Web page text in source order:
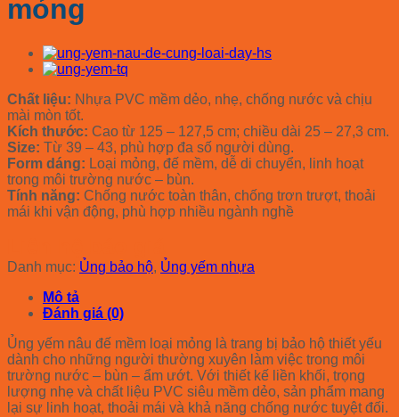
uy
lượng
mỏng
Chất liệu: Nhựa PVC mềm dẻo, nhẹ, chống nước và chịu
mài mòn tốt.
Kích thước: Cao từ 125 – 127,5 cm; chiều dài 25 – 27,3 cm.
Size: Từ 39 – 43, phù hợp đa số người dùng.
Form dáng: Loại mỏng, đế mềm, dễ di chuyển, linh hoạt
trong môi trường nước – bùn.
Tính năng: Chống nước toàn thân, chống trơn trượt, thoải
mái khi vận động, phù hợp nhiều ngành nghề
Danh mục: Ủng bảo hộ, Ủng yếm nhựa
Mô tả
Đánh giá (0)
Ủng yếm nâu đế mềm loại mỏng là trang bị bảo hộ thiết yếu
dành cho những người thường xuyên làm việc trong môi
trường nước – bùn – ẩm ướt. Với thiết kế liền khối, trọng
lượng nhẹ và chất liệu PVC siêu mềm dẻo, sản phẩm mang
lại sự linh hoạt, thoải mái và khả năng chống nước tuyệt đối.